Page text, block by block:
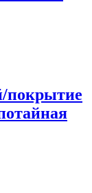
покрытие